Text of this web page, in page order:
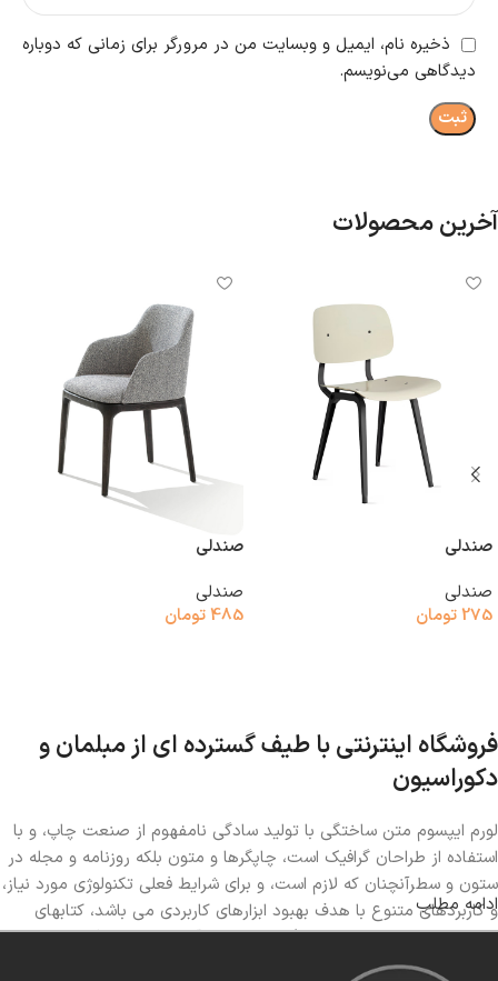
ذخیره نام، ایمیل و وبسایت من در مرورگر برای زمانی که دوباره
دیدگاهی می‌نویسم.
آخرین محصولات
صندلی
صندلی
275تومان
صندلی
صندلی
485تومان
فروشگاه اینترنتی با طیف گسترده ای از مبلمان و
دکوراسیون
لورم ایپسوم متن ساختگی با تولید سادگی نامفهوم از صنعت چاپ، و با
استفاده از طراحان گرافیک است، چاپگرها و متون بلکه روزنامه و مجله در
ستون و سطرآنچنان که لازم است، و برای شرایط فعلی تکنولوژی مورد نیاز،
و کاربردهای متنوع با هدف بهبود ابزارهای کاربردی می باشد، کتابهای
زیادی در شصت و سه درصد گذشته حال و آینده، شناخت فراوان جامعه
و متخصصان را می طلبد، تا با نرم افزارها شناخت بیشتری را برای طراحان
ادامه مطلب